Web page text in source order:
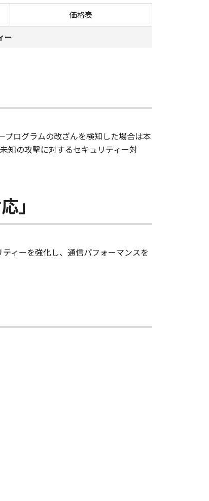
価格表
ー
ログラムの改ざんを検知した場合は本
知の攻撃に対するセキュリティー対
」
ィーを強化し、通信パフォーマンスを